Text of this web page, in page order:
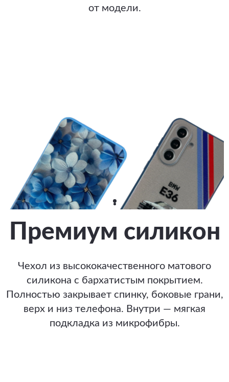
от модели.
Премиум силикон
Чехол из высококачественного матового
силикона с бархатистым покрытием.
Полностью закрывает спинку, боковые грани,
верх и низ телефона. Внутри — мягкая
подкладка из микрофибры.